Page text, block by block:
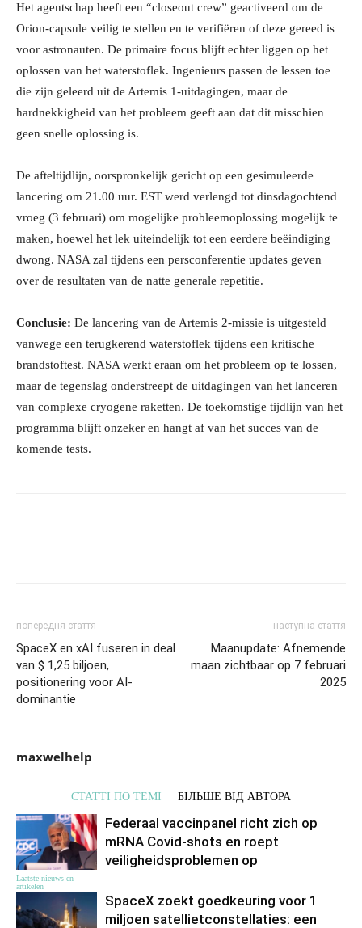
Het agentschap heeft een “closeout crew” geactiveerd om de
Orion-capsule veilig te stellen en te verifiëren of deze gereed is
voor astronauten. De primaire focus blijft echter liggen op het
oplossen van het waterstoflek. Ingenieurs passen de lessen toe
die zijn geleerd uit de Artemis 1-uitdagingen, maar de
hardnekkigheid van het probleem geeft aan dat dit misschien
geen snelle oplossing is.
De afteltijdlijn, oorspronkelijk gericht op een gesimuleerde
lancering om 21.00 uur. EST werd verlengd tot dinsdagochtend
vroeg (3 februari) om mogelijke probleemoplossing mogelijk te
maken, hoewel het lek uiteindelijk tot een eerdere beëindiging
dwong. NASA zal tijdens een persconferentie updates geven
over de resultaten van de natte generale repetitie.
Conclusie: De lancering van de Artemis 2-missie is uitgesteld
vanwege een terugkerend waterstoflek tijdens een kritische
brandstoftest. NASA werkt eraan om het probleem op te lossen,
maar de tegenslag onderstreept de uitdagingen van het lanceren
van complexe cryogene raketten. De toekomstige tijdlijn van het
programma blijft onzeker en hangt af van het succes van de
komende tests.
попередня стаття
SpaceX en xAI fuseren in deal
van $ 1,25 biljoen,
positionering voor AI-
dominantie
наступна стаття
Maanupdate: Afnemende
maan zichtbaar op 7 februari
2025
maxwelhelp
СТАТТІ ПО ТЕМІ БІЛЬШЕ ВІД АВТОРА
Laatste nieuws en
artikelen
Federaal vaccinpanel richt zich op
mRNA Covid-shots en roept
veiligheidsproblemen op
SpaceX zoekt goedkeuring voor 1
miljoen satellietconstellaties: een